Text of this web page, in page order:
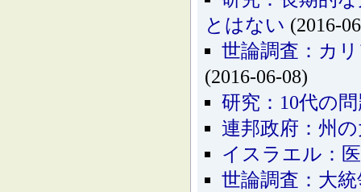
とはない (2016-
世論調査：カ
(2016-06-08)
研究：10代の
連邦政府：州
イスラエル：
世論調査：大